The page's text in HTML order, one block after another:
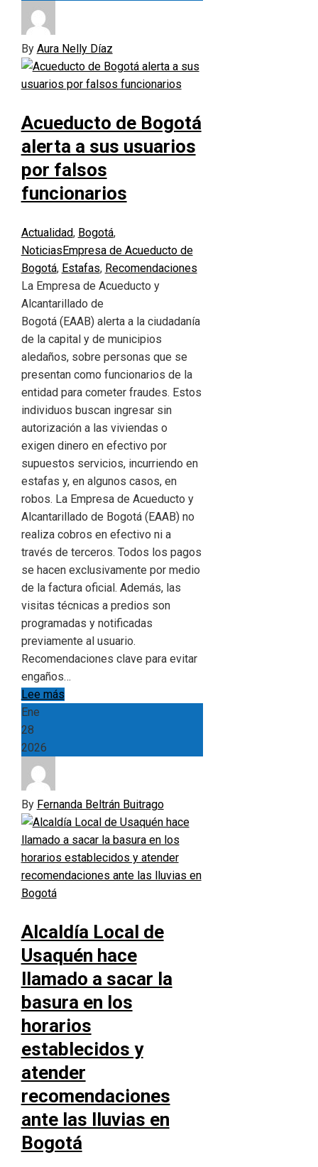
By Aura Nelly Díaz
Acueducto de Bogotá
alerta a sus usuarios
por falsos
funcionarios
Actualidad, Bogotá,
Noticias Empresa de Acueducto de
Bogotá, Estafas, Recomendaciones
La Empresa de Acueducto y
Alcantarillado de
Bogotá (EAAB) alerta a la ciudadanía
de la capital y de municipios
aledaños, sobre personas que se
presentan como funcionarios de la
entidad para cometer fraudes. Estos
individuos buscan ingresar sin
autorización a las viviendas o
exigen dinero en efectivo por
supuestos servicios, incurriendo en
estafas y, en algunos casos, en
robos. La Empresa de Acueducto y
Alcantarillado de Bogotá (EAAB) no
realiza cobros en efectivo ni a
través de terceros. Todos los pagos
se hacen exclusivamente por medio
de la factura oficial. Además, las
visitas técnicas a predios son
programadas y notificadas
previamente al usuario.
Recomendaciones clave para evitar
engaños…
Lee más
Ene
28
2026
By Fernanda Beltrán Buitrago
Alcaldía Local de
Usaquén hace
llamado a sacar la
basura en los
horarios
establecidos y
atender
recomendaciones
ante las lluvias en
Bogotá